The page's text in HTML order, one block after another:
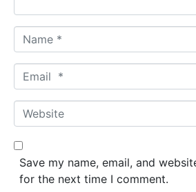
a
m
*
m
a
*
W
e
b
Save my name, email, and
for the next time I comment.